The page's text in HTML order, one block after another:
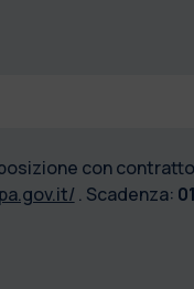
posizione con
. Scadenza: